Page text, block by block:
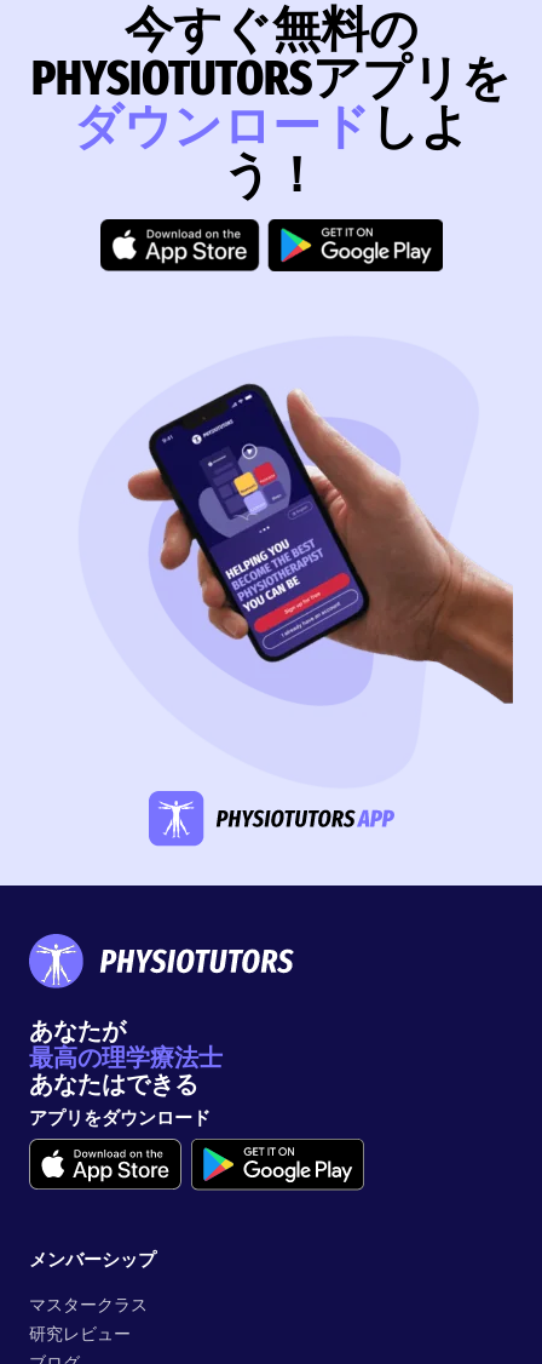
今すぐ無料の
PHYSIOTUTORSアプリを
ダウンロード しよ
う！
あなたが
最高の理学療法士
あなたはできる
アプリをダウンロード
メンバーシップ
マスタークラス
研究レビュー